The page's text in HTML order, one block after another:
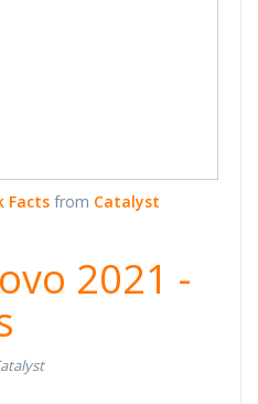
Facts from Catalyst
2021 -